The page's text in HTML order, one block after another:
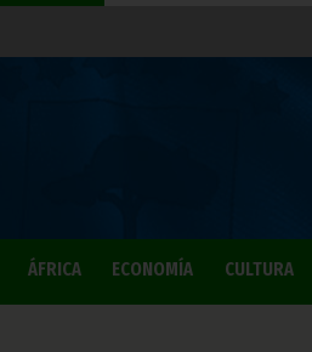
ÁFRICA ECONOMÍA CULTURA